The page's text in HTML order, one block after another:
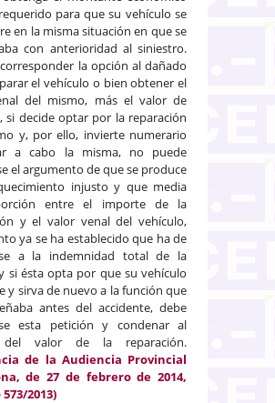
para que su vehículo se
en la misma situación en que se
con anterioridad al siniestro.
la opción al dañado
el vehículo o bien obtener el
del mismo, más el valor de
si decide optar por la reparación
y, por ello, invierte numerario
a cabo la misma, no puede
el argumento de que se produce
injusto y que media
entre el importe de la
y el valor venal del vehículo,
ya se ha establecido que ha de
a la indemnidad total de la
si ésta opta por que su vehículo
y sirva de nuevo a la función que
antes del accidente, debe
esta petición y condenar al
del valor de la reparación.
de la Audiencia Provincial
de 27 de febrero de 2014,
2013)